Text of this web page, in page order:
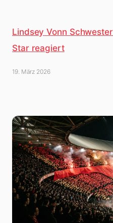
Lindsey Vonn
Star reagiert
19. März 2026